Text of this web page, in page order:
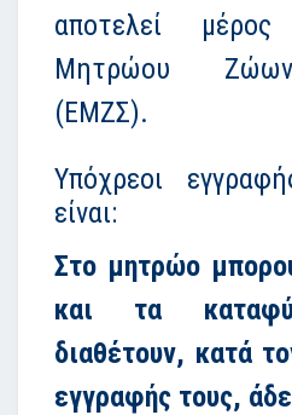
αποτελεί
Μητρώου Ζώων
(ΕΜΖΣ).
Υπόχρεοι
είναι:
Στο μητρώο
και τα
διαθέτουν, κατά
εγγραφής τους,